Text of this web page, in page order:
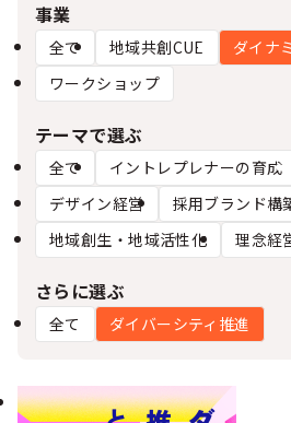
事業
全て 地域共創CUE
ダイナ
ワークショップ
テーマで選ぶ
全て イントレプレナーの育成
デザイン経営
採用ブランド構
地域創生・地域活性化
理念経
さらに選ぶ
全て ダイバーシティ推進